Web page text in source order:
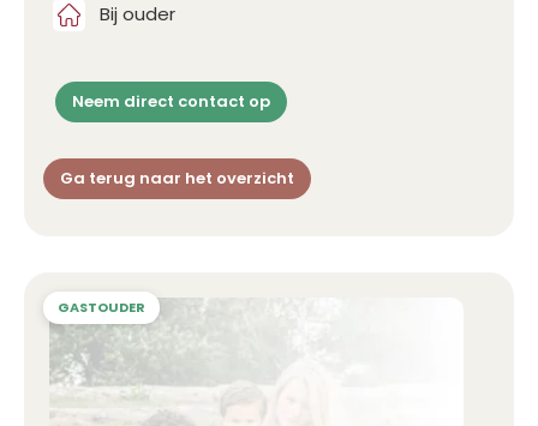
Bij ouder
Neem direct contact op
Ga terug naar het overzicht